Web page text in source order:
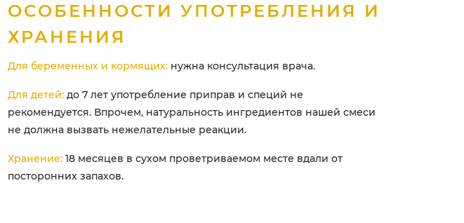
ОСОБЕННОСТИ УПОТРЕБЛЕНИЯ И
ХРАНЕНИЯ
Для беременных и кормящих: нужна консультация врача.
Для детей: до 7 лет употребление приправ и специй не
рекомендуется. Впрочем, натуральность ингредиентов нашей смеси
не должна вызвать нежелательные реакции.
Хранение: 18 месяцев в сухом проветриваемом месте вдали от
посторонних запахов.